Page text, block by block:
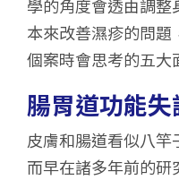
學的角度會透由調
本來改善濕疹的問
個案時會思考的五大
腸胃道功能失
皮膚和腸道看似八
而早在諸多年前的研